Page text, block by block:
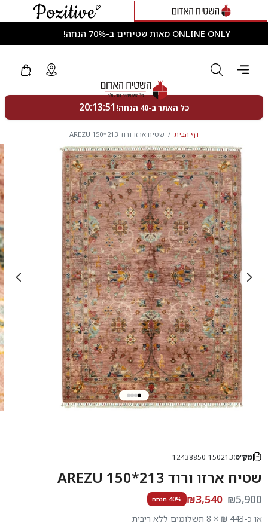
ONLINE ONLY מאות שטיחים ב-70% הנחה!
דף הבית שטיח ארזו ורוד 213*150 AREZU
מק״ט:12438850-150213
שטיח ארזו ורוד 213*150 AREZU
₪5,900
₪3,540 40% הנחה
או כ-443 ₪ × 8 תשלומים ללא ריבית